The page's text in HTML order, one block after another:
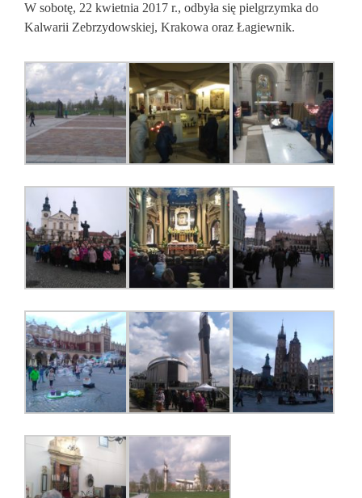
W sobotę, 22 kwietnia 2017 r., odbyła się pielgrzymka do
Kalwarii Zebrzydowskiej, Krakowa oraz Łagiewnik.